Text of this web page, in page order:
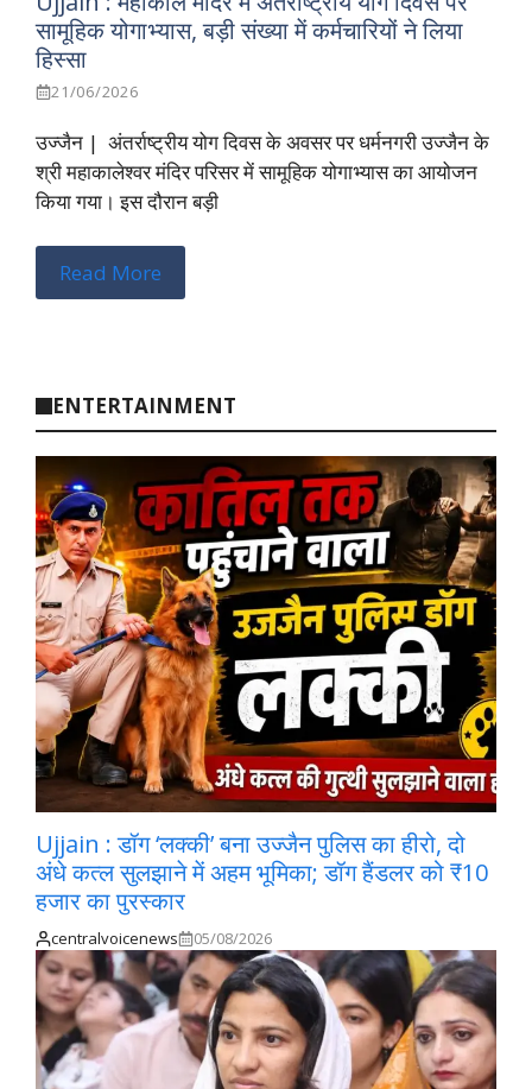
सामूहिक योगाभ्यास, बड़ी संख्या में कर्मचारियों ने लिया
हिस्सा
21/06/2026
उज्जैन | अंतर्राष्ट्रीय योग दिवस के अवसर पर धर्मनगरी उज्जैन के
श्री महाकालेश्वर मंदिर परिसर में सामूहिक योगाभ्यास का आयोजन
किया गया। इस दौरान बड़ी
Read More
ENTERTAINMENT
Ujjain : डॉग ‘लक्की’ बना उज्जैन पुलिस का हीरो, दो
अंधे कत्ल सुलझाने में अहम भूमिका; डॉग हैंडलर को ₹10
हजार का पुरस्कार
centralvoicenews 05/08/2026